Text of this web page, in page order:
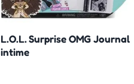
L.O.L. Surprise OMG Journal
intime